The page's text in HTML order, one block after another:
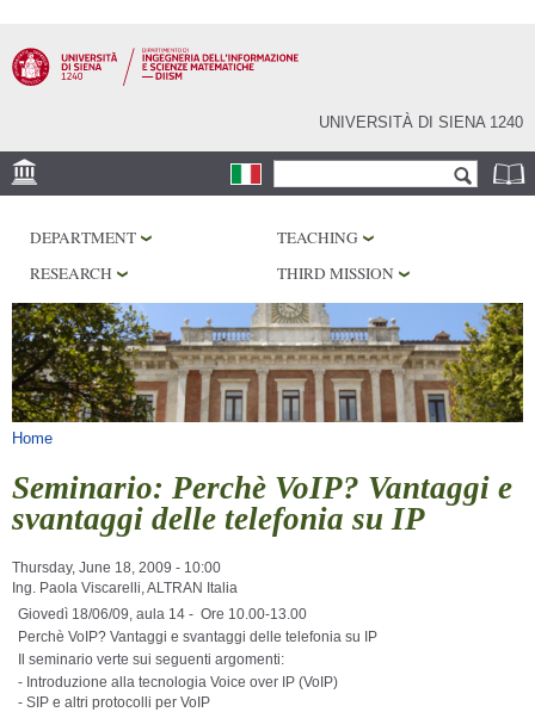
main
content
UNIVERSITÀ DI SIENA 1240
PHD PROGRAM
LABORATORIES
LIBRARIES
SERVICES
DEPARTMENT
TEACHING
RESEARCH
THIRD MISSION
You are here
Home
Seminario: Perchè VoIP? Vantaggi e
svantaggi delle telefonia su IP
Thursday, June 18, 2009 - 10:00
Ing. Paola Viscarelli, ALTRAN Italia
Giovedì 18/06/09, aula 14 - Ore 10.00-13.00
Perchè VoIP? Vantaggi e svantaggi delle telefonia su IP
Il seminario verte sui seguenti argomenti:
- Introduzione alla tecnologia Voice over IP (VoIP)
- SIP e altri protocolli per VoIP